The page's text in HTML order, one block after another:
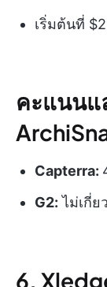
เริ่มต้นที่
คะแนนแ
Capterra:
G2: ไม่เกี่ย
6.